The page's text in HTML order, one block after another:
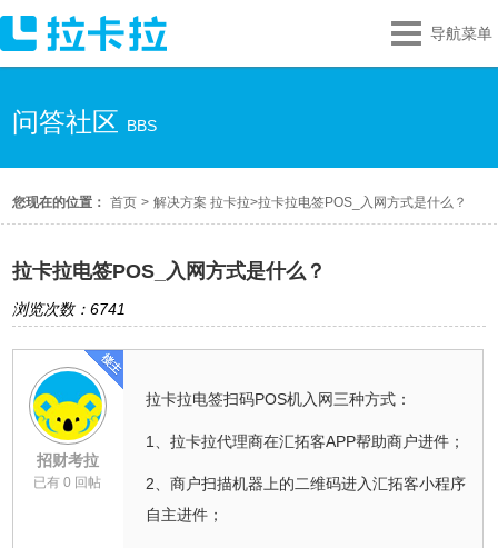
导航菜单
问答社区 BBS
您现在的位置： 首页 > 解决方案 拉卡拉>拉卡拉电签POS_入网方式是什么？
拉卡拉电签POS_入网方式是什么？
浏览次数：6741
招财考拉
已有 0 回帖
拉卡拉电签扫码POS机入网三种方式：
1、拉卡拉代理商在汇拓客APP帮助商户进件；
2、商户扫描机器上的二维码进入汇拓客小程序
自主进件；